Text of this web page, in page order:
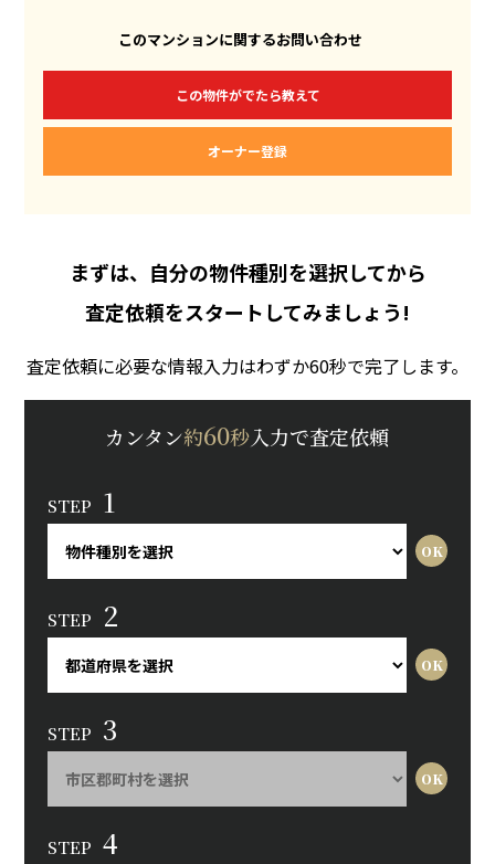
このマンションに関するお問い合わせ
この物件がでたら教えて
オーナー登録
まずは、自分の物件種別を選択してから
査定依頼をスタートしてみましょう!
査定依頼に必要な情報入力はわずか60秒で完了します。
カンタン約60秒入力で査定依頼
STEP 1
STEP 2
STEP 3
STEP 4